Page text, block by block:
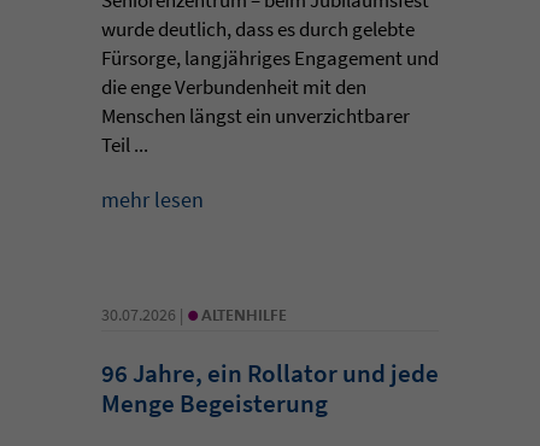
wurde deutlich, dass es durch gelebte
Fürsorge, langjähriges Engagement und
die enge Verbundenheit mit den
Menschen längst ein unverzichtbarer
Teil ...
mehr lesen
30.07.2026 | • ALTENHILFE
96 Jahre, ein Rollator und jede
Menge Begeisterung